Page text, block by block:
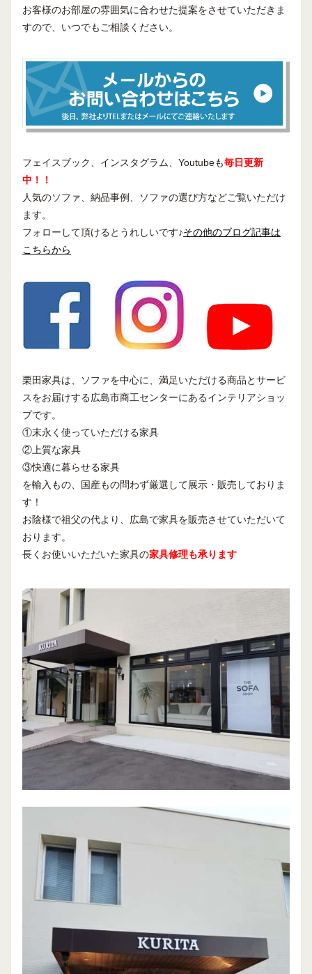
お客様のお部屋の雰囲気に合わせた提案をさせていただきま
すので、いつでもご相談ください。
フェイスブック、インスタグラム、Youtubeも毎日更新
中！！
人気のソファ、納品事例、ソファの選び方などご覧いただけ
ます。
フォローして頂けるとうれしいです♪その他のブログ記事は
こちらから
栗田家具は、ソファを中心に、満足いただける商品とサービ
スをお届けする広島市商工センターにあるインテリアショッ
プです。
①末永く使っていただける家具
②上質な家具
③快適に暮らせる家具
を輸入もの、国産もの問わず厳選して展示・販売しておりま
す！
お陰様で祖父の代より、広島で家具を販売させていただいて
おります。
長くお使いいただいた家具の家具修理も承ります